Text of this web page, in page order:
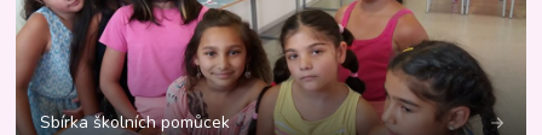
Sbírka školních pomůcek